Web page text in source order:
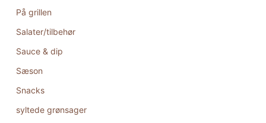
På grillen
Salater/tilbehør
Sauce & dip
Sæson
Snacks
syltede grønsager